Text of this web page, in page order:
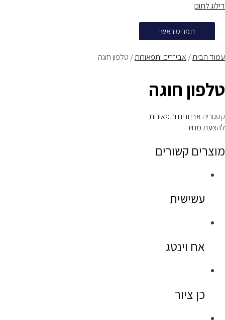
דילוג לתוכן
תפריט ראשי
עמוד הבית/ אביזרים ותפאורות/ טלפון חוגה
טלפון חוגה
קטגוריה אביזרים ותפאורות
להצעת מחיר
מוצרים קשורים
עשישית
אח וינטג
כן ציור